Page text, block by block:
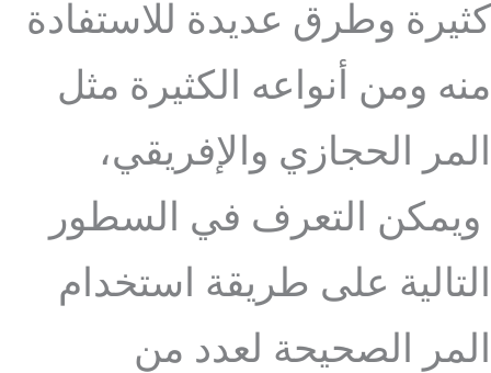
كثيرة وطرق عديدة للاستفادة
منه ومن أنواعه الكثيرة مثل
المر الحجازي والإفريقي،
ويمكن التعرف في السطور
التالية على طريقة استخدام
المر الصحيحة لعدد من